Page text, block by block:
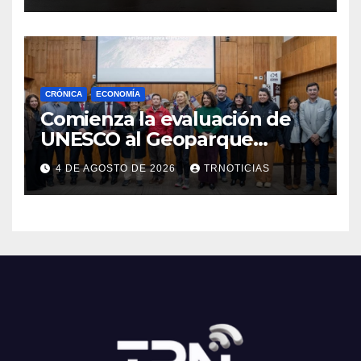
CRÓNICA ECONOMÍA
Comienza la evaluación de
UNESCO al Geoparque
Aspirante Pillanmapu en el
Maule
4 DE AGOSTO DE 2026 TRNOTICIAS